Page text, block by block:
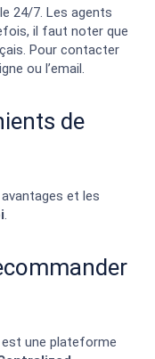
24/7. Les agents
il faut noter que
Pour contacter
ou l’email.
de
et les
.
est une plateforme